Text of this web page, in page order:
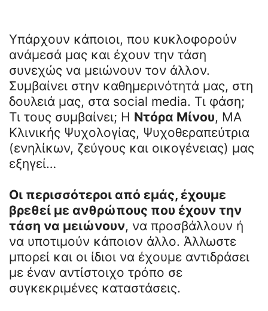
Υπάρχουν κάποιοι, που κυκλοφορούν
ανάμεσά μας και έχουν την τάση
συνεχώς να μειώνουν τον άλλον.
Συμβαίνει στην καθημερινότητά μας, στη
δουλειά μας, στα social media. Τι φάση;
Τι τους συμβαίνει; Η Ντόρα Μίνου, ΜΑ
Κλινικής Ψυχολογίας, Ψυχοθεραπεύτρια
(ενηλίκων, ζεύγους και οικογένειας) μας
εξηγεί…
Οι περισσότεροι από εμάς, έχουμε
βρεθεί με ανθρώπους που έχουν την
τάση να μειώνουν, να προσβάλλουν ή
να υποτιμούν κάποιον άλλο. Άλλωστε
μπορεί και οι ίδιοι να έχουμε αντιδράσει
με έναν αντίστοιχο τρόπο σε
συγκεκριμένες καταστάσεις.